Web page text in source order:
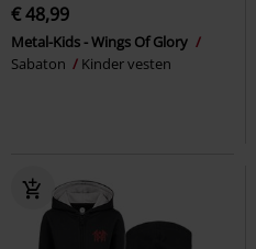
€ 48,99
Metal-Kids - Wings Of Glory
Sabaton
Kinder vesten